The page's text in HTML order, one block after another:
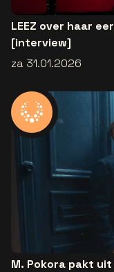
LEEZ over haar
[interview]
za 31.01.2026
M. Pokora pakt